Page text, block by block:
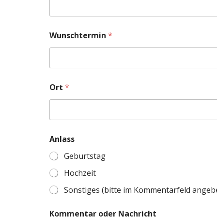
Wunschtermin *
Ort *
u
n
s
c
h
t
e
m
Anlass
Geburtstag
Hochzeit
Sonstiges (bitte im Kommentarfeld
Kommentar oder Nachricht